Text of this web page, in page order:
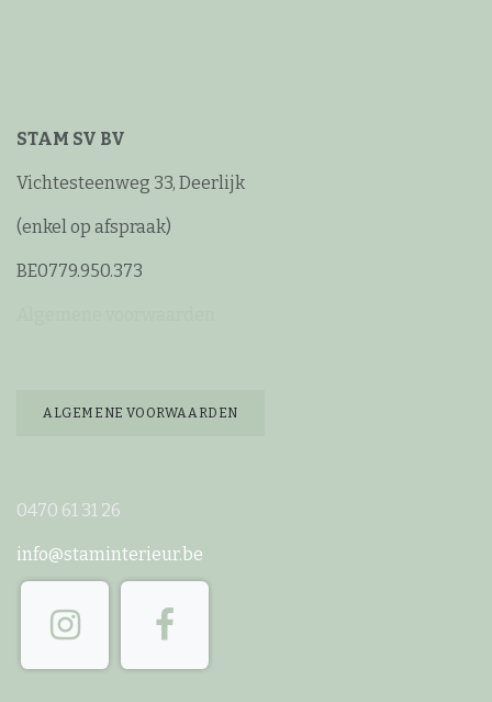
STAM SV BV
Vichtesteenweg 33, Deerlijk
(enkel op afspraak)
BE0779.950.373
ALGEMENE VOORWAARDEN
0470 61 31 26
info@staminterieur.be